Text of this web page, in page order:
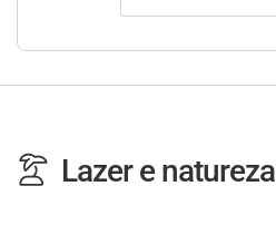
Lazer e natureza